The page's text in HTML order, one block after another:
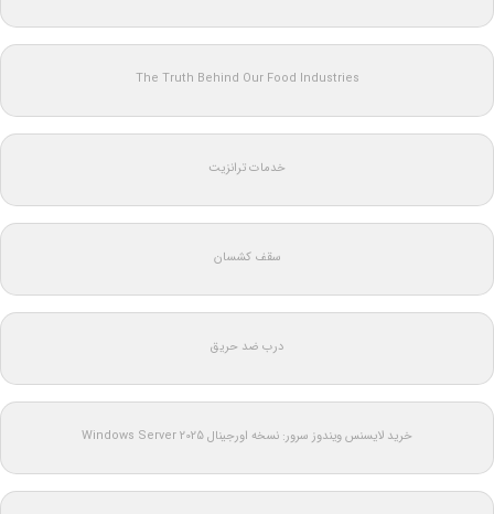
The Truth Behind Our Food Industries
خدمات ترانزیت
سقف کشسان
درب ضد حریق
خرید لایسنس ویندوز سرور: نسخه اورجینال Windows Server 2025